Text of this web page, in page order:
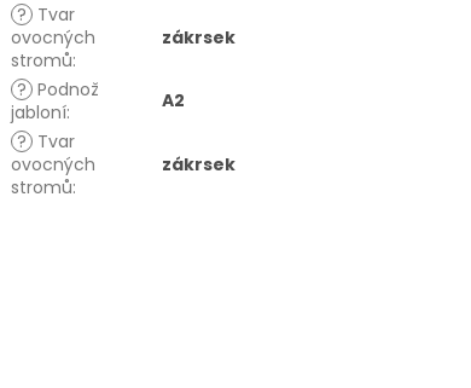
? Tvar
ovocných
stromů:
zákrsek
? Podnož
jabloní:
A2
? Tvar
ovocných
stromů:
zákrsek